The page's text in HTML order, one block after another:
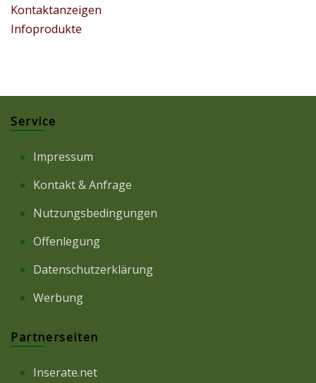
Kontaktanzeigen
Infoprodukte
Service
Impressum
Kontakt & Anfrage
Nutzungsbedingungen
Offenlegung
Datenschutzerklärung
Werbung
Partnerseiten
Inserate.net